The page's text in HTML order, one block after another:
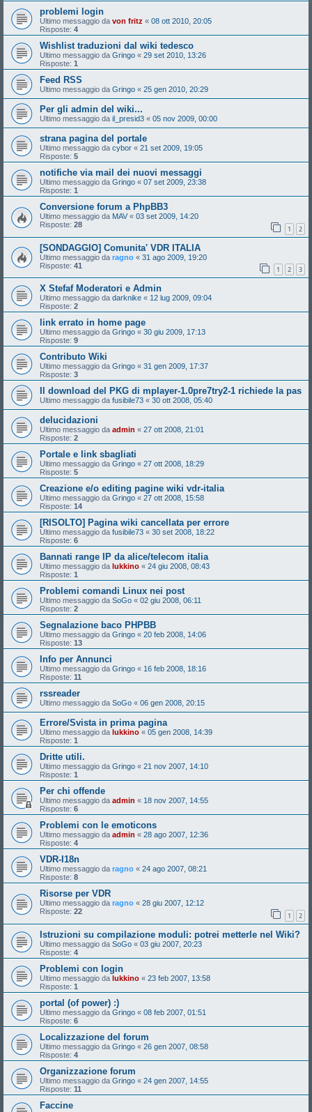
problemi login
Ultimo messaggio da von fritz « 08 ott 2010, 20:05
Risposte: 4
Wishlist traduzioni dal wiki tedesco
Ultimo messaggio da Gringo « 29 set 2010, 13:26
Risposte: 1
Feed RSS
Ultimo messaggio da Gringo « 25 gen 2010, 20:29
Per gli admin del wiki...
Ultimo messaggio da il_presid3 « 05 nov 2009, 00:00
strana pagina del portale
Ultimo messaggio da cybor « 21 set 2009, 19:05
Risposte: 5
notifiche via mail dei nuovi messaggi
Ultimo messaggio da Gringo « 07 set 2009, 23:38
Risposte: 1
Conversione forum a PhpBB3
Ultimo messaggio da MAV « 03 set 2009, 14:20
Risposte: 28 1 2
[SONDAGGIO] Comunita' VDR ITALIA
Ultimo messaggio da ragno « 31 ago 2009, 19:20
Risposte: 41 1 2 3
X Stefaf Moderatori e Admin
Ultimo messaggio da darknike « 12 lug 2009, 09:04
Risposte: 2
link errato in home page
Ultimo messaggio da Gringo « 30 giu 2009, 17:13
Risposte: 9
Contributo Wiki
Ultimo messaggio da Gringo « 31 gen 2009, 17:37
Risposte: 3
Il download del PKG di mplayer-1.0pre7try2-1 richiede la pas
Ultimo messaggio da fusibile73 « 30 ott 2008, 05:40
delucidazioni
Ultimo messaggio da admin « 27 ott 2008, 21:01
Risposte: 2
Portale e link sbagliati
Ultimo messaggio da Gringo « 27 ott 2008, 18:29
Risposte: 5
Creazione e/o editing pagine wiki vdr-italia
Ultimo messaggio da Gringo « 27 ott 2008, 15:58
Risposte: 14
[RISOLTO] Pagina wiki cancellata per errore
Ultimo messaggio da fusibile73 « 30 set 2008, 18:22
Risposte: 6
Bannati range IP da alice/telecom italia
Ultimo messaggio da lukkino « 24 giu 2008, 08:43
Risposte: 1
Problemi comandi Linux nei post
Ultimo messaggio da SoGo « 02 giu 2008, 06:11
Risposte: 2
Segnalazione baco PHPBB
Ultimo messaggio da Gringo « 20 feb 2008, 14:06
Risposte: 13
Info per Annunci
Ultimo messaggio da Gringo « 16 feb 2008, 18:16
Risposte: 11
rssreader
Ultimo messaggio da SoGo « 06 gen 2008, 20:15
Errore/Svista in prima pagina
Ultimo messaggio da lukkino « 05 gen 2008, 14:39
Risposte: 1
Dritte utili.
Ultimo messaggio da Gringo « 21 nov 2007, 14:10
Risposte: 1
Per chi offende
Ultimo messaggio da admin « 18 nov 2007, 14:55
Risposte: 6
Problemi con le emoticons
Ultimo messaggio da admin « 28 ago 2007, 12:36
Risposte: 4
VDR-I18n
Ultimo messaggio da ragno « 24 ago 2007, 08:21
Risposte: 8
Risorse per VDR
Ultimo messaggio da ragno « 28 giu 2007, 12:12
Risposte: 22 1 2
Istruzioni su compilazione moduli: potrei metterle nel Wiki?
Ultimo messaggio da SoGo « 03 giu 2007, 20:23
Risposte: 4
Problemi con login
Ultimo messaggio da lukkino « 23 feb 2007, 13:58
Risposte: 1
portal (of power) :)
Ultimo messaggio da Gringo « 08 feb 2007, 01:51
Risposte: 6
Localizzazione del forum
Ultimo messaggio da Gringo « 26 gen 2007, 08:58
Risposte: 4
Organizzazione forum
Ultimo messaggio da Gringo « 24 gen 2007, 14:55
Risposte: 11
Faccine